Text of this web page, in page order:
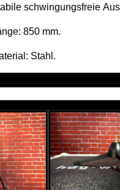
schwingungsfreie
850 mm.
Stahl.